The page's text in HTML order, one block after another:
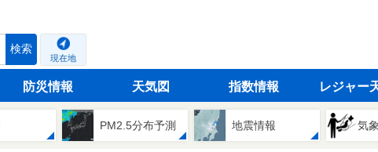
検索
現在地
防災情報 天気図 指数情報 レジャー
PM2.5分布予測 地震情報 気